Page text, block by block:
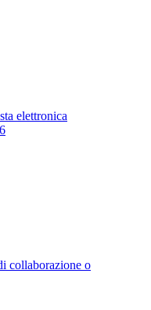
elettronica
6
collaborazione o